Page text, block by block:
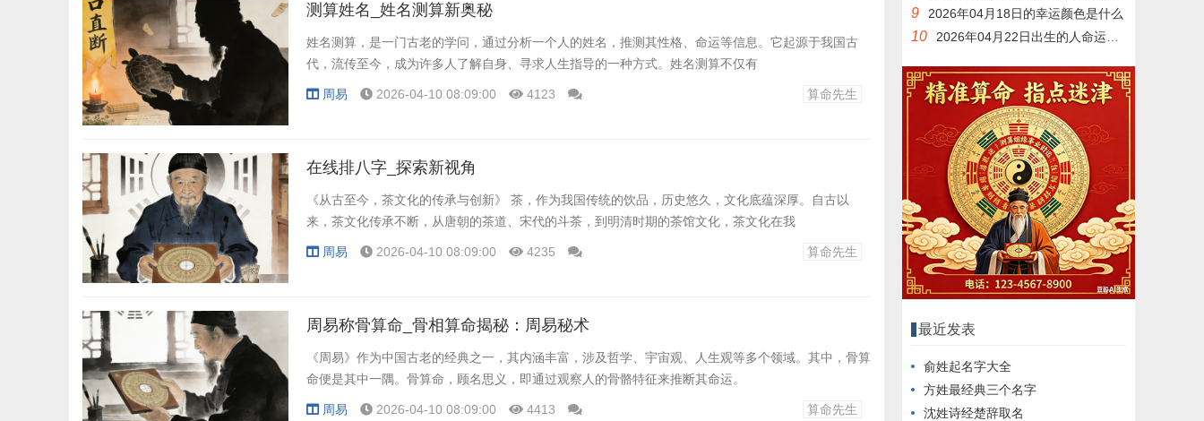
测算姓名_姓名测算新奥秘
姓名测算，是一门古老的学问，通过分析一个人的姓名，推测其性格、命运等信息。它起源于我国古
代，流传至今，成为许多人了解自身、寻求人生指导的一种方式。姓名测算不仅有
周易 2026-04-10 08:09:00 4123 算命先生
在线排八字_探索新视角
《从古至今，茶文化的传承与创新》 茶，作为我国传统的饮品，历史悠久，文化底蕴深厚。自古以
来，茶文化传承不断，从唐朝的茶道、宋代的斗茶，到明清时期的茶馆文化，茶文化在我
周易 2026-04-10 08:09:00 4235 算命先生
周易称骨算命_骨相算命揭秘：周易秘术
《周易》作为中国古老的经典之一，其内涵丰富，涉及哲学、宇宙观、人生观等多个领域。其中，骨算
命便是其中一隅。骨算命，顾名思义，即通过观察人的骨骼特征来推断其命运。
周易 2026-04-10 08:09:00 4413 算命先生
9 2026年04月18日的幸运颜色是什么
10 2026年04月22日出生的人命运如何
最近发表
俞姓起名字大全
方姓最经典三个名字
沈姓诗经楚辞取名